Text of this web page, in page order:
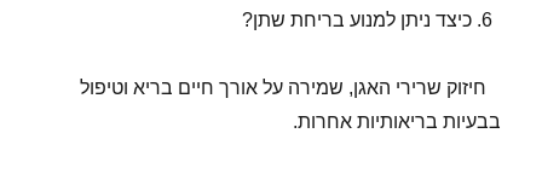
כיצד ניתן למנוע בריחת שתן?
חיזוק שרירי האגן, שמירה על אורך חיים בריא וטיפול
בבעיות בריאותיות אחרות.